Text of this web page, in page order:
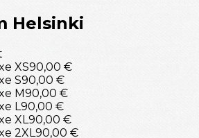
Helsinki
XS90,00 €
S90,00 €
M90,00 €
L 90,00 €
XL 90,00 €
2XL 90,00 €